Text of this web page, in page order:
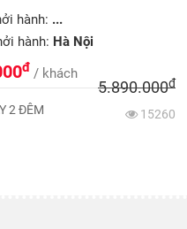
hành: ...
hành: Hà Nội
đ / khách
5.890.000đ
2 ĐÊM
15260